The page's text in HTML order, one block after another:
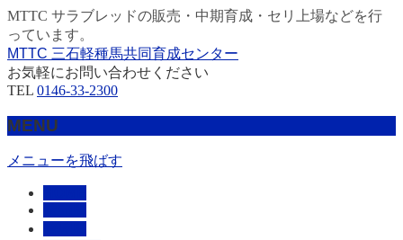
MTTC サラブレッドの販売・中期育成・セリ上場などを行
っています。
MTTC 三石軽種馬共同育成センター
お気軽にお問い合わせください
TEL 0146-33-2300
MENU
メニューを飛ばす